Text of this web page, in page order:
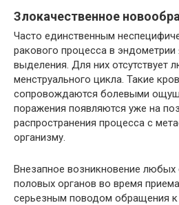
Злокачественное
Часто единственным
ракового процесса в
выделения. Для них отсутствует
менструального цикла. Такие
сопровождаются болевыми
поражения появляются уже на
распространения процесса с
организму.
Внезапное возникновение
половых органов во время
серьезным поводом обращения к